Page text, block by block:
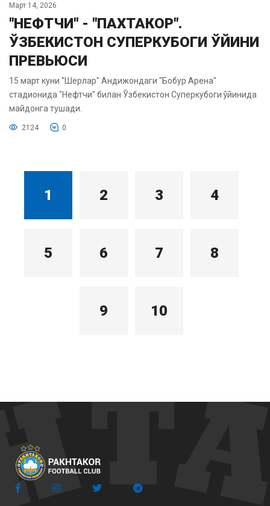
Март 14, 2026
"НЕФТЧИ" - "ПАХТАКОР".
ЎЗБЕКИСТОН СУПЕРКУБОГИ ЎЙИНИ
ПРЕВЬЮСИ
15 март куни "Шерлар" Андижондаги "Бобур Арена"
стадионида "Нефтчи" билан Ўзбекистон Суперкубоги ўйинида
майдонга тушади.
2124 0
1 2 3 4
5 6 7 8
9 10